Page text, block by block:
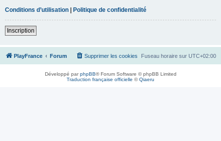
Conditions d’utilisation | Politique de confidentialité
Inscription
PlayFrance Forum Fuseau horaire sur UTC+02:00
Supprimer les cookies
Développé parphpBB® Forum Software © phpBB Limited
Traduction française officielle ©Qiaeru